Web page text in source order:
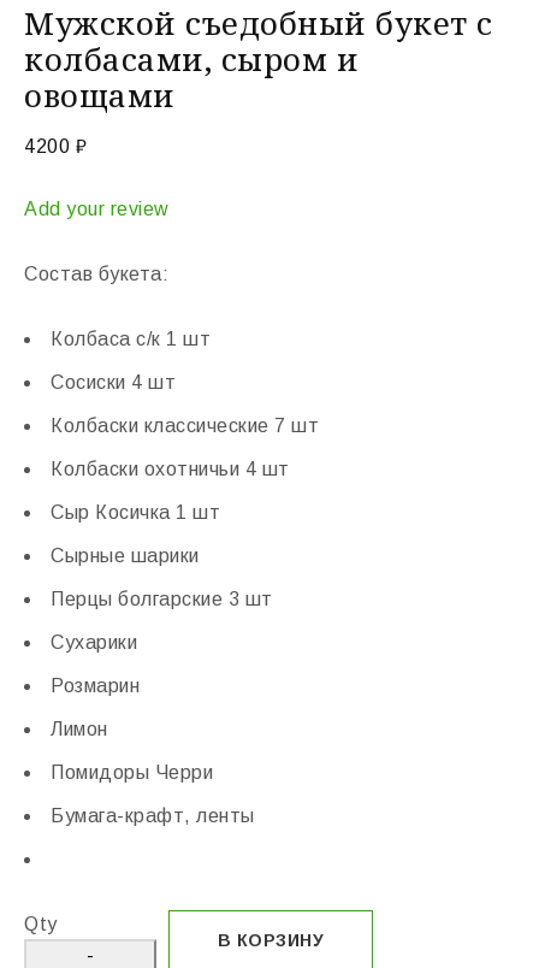
Мужской съедобный букет с
колбасами, сыром и
овощами
4200 ₽
Add your review
Состав букета:
Колбаса с/к 1 шт
Сосиски 4 шт
Колбаски классические 7 шт
Колбаски охотничьи 4 шт
Сыр Косичка 1 шт
Сырные шарики
Перцы болгарские 3 шт
Сухарики
Розмарин
Лимон
Помидоры Черри
Бумага-крафт, ленты
Qty
В КОРЗИНУ